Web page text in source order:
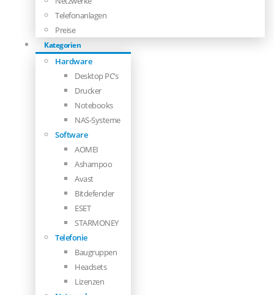
Telefonanlagen
Preise
Kategorien
Hardware
Desktop PC’s
Drucker
Notebooks
NAS-Systeme
Software
AOMEI
Ashampoo
Avast
Bitdefender
ESET
STARMONEY
Telefonie
Baugruppen
Headsets
Lizenzen